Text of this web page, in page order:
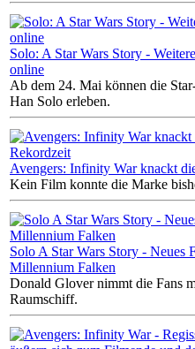
Solo: A Star Wars Story -
online
Ab dem 24. Mai können die
Han Solo erleben.
Avengers: Infinity War knackt
Kein Film konnte die Marke
Solo A Star Wars Story - Neues
Millennium Falken
Donald Glover nimmt die Fans
Raumschiff.